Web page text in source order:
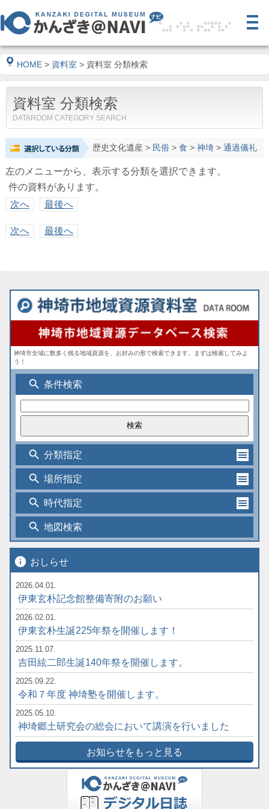
HOME > 資料室 > 資料室 分類検索
資料室 分類検索
DATAROOM CATEGORY SEARCH
歴史文化遺産> 民俗> 食 > 神埼> 通過儀礼
左のメニューから、表示する分類を選択できます。
件の資料があります。
次へ
最後へ
次へ 最後へ
神埼市全域に数多く残る地域資源を、お好みの形で検索できます。まずは検索してみよ
う！
search 条件検索
search 分類指定
search 場所指定
search 時代指定
search 地図検索
info おしらせ
2026.04.01.
伊東玄朴記念館整備寄附のお願い
2026.02.01.
伊東玄朴生誕225年祭を開催します！
2025.11.07.
吉田絃二郎生誕140年祭を開催します。
2025.09.22.
令和７年度 神埼塾を開催します。
2025.05.10.
神埼郷土研究会の総会において講演を行いました
お知らせをもっと見る